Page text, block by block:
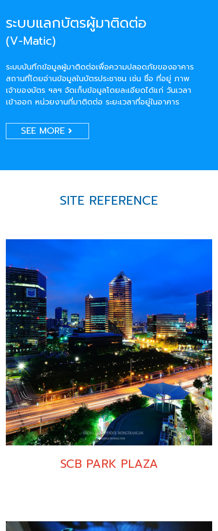
ระบบแลกบัตรผู้มาติดต่อ
(V-Matic)
ระบบบันทึกข้อมูลผู้มาติดต่อเพื่อความปลอดภัยของอาคาร
สถานที่โดยอ่านข้อมูลในบัตรประชาชน เช่น ชื่อ ที่อยู่ ภาพ
เจ้าของบัตร ฯลฯ จัดเก็บข้อมูลโดยละเอียดได้แก่ วันเวลา
เข้าออก หน่วยงานที่มาติดต่อ ระยะเวลาที่อยู่ในอาคาร
SEE MORE
SITE REFERENCE
SCB PARK PLAZA